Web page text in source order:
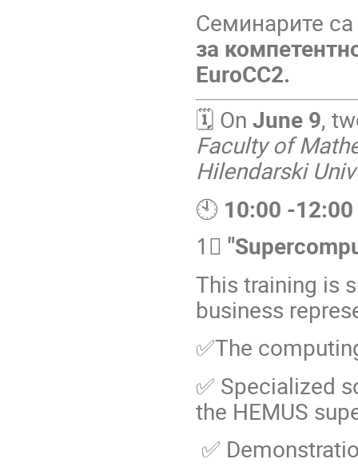
Семинарите
за
EuroCC2.
🗓 On June 9,
Faculty of
Hilendarski
🕙 10:00 -
1⃣
This training is
business
✅Тhe
✅ Specialized
the HEMUS
✅